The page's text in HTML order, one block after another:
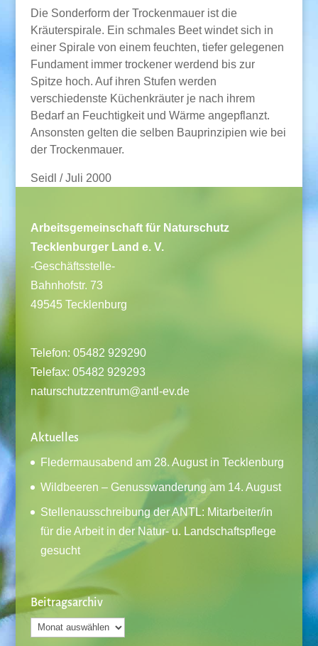
Die Sonderform der Trockenmauer ist die
Kräuterspirale. Ein schmales Beet windet sich in
einer Spirale von einem feuchten, tiefer gelegenen
Fundament immer trockener werdend bis zur
Spitze hoch. Auf ihren Stufen werden
verschiedenste Küchenkräuter je nach ihrem
Bedarf an Feuchtigkeit und Wärme angepflanzt.
Ansonsten gelten die selben Bauprinzipien wie bei
der Trockenmauer.
Seidl / Juli 2000
Arbeitsgemeinschaft für Naturschutz
Tecklenburger Land e. V.
-Geschäftsstelle-
Bahnhofstr. 73
49545 Tecklenburg
Telefon: 05482 929290
Telefax: 05482 929293
naturschutzzentrum@antl-ev.de
Aktuelles
Fledermausabend am 28. August in Tecklenburg
Wildbeeren – Genusswanderung am 14. August
Stellenausschreibung der ANTL: Mitarbeiter/in
für die Arbeit in der Natur- u. Landschaftspflege
gesucht
Beitragsarchiv
Beitragsarchiv